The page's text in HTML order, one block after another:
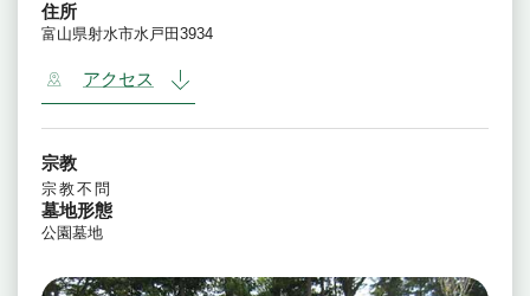
住所
富山県射水市水戸田3934
アクセス
宗教
宗教不問
墓地形態
公園墓地